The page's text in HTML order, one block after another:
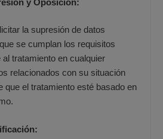
la supresión de datos
se cumplan los requisitos
tratamiento en cualquier
relacionados con su situación
que el tratamiento esté basado en